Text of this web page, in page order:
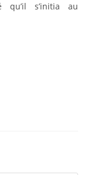
qu’il s’initia au